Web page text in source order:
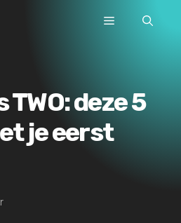
Menu
deze 5
je eerst